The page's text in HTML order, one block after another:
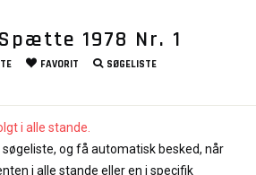
1978 Nr. 1
FAVORIT SØGELISTE
i alle stande.
og få automatisk besked, når
i alle stande eller en i specifik